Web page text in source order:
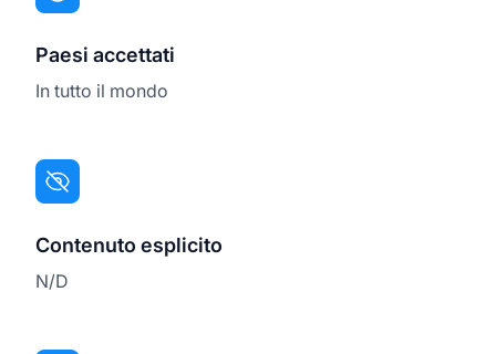
Paesi accettati
In tutto il mondo
Contenuto esplicito
N/D